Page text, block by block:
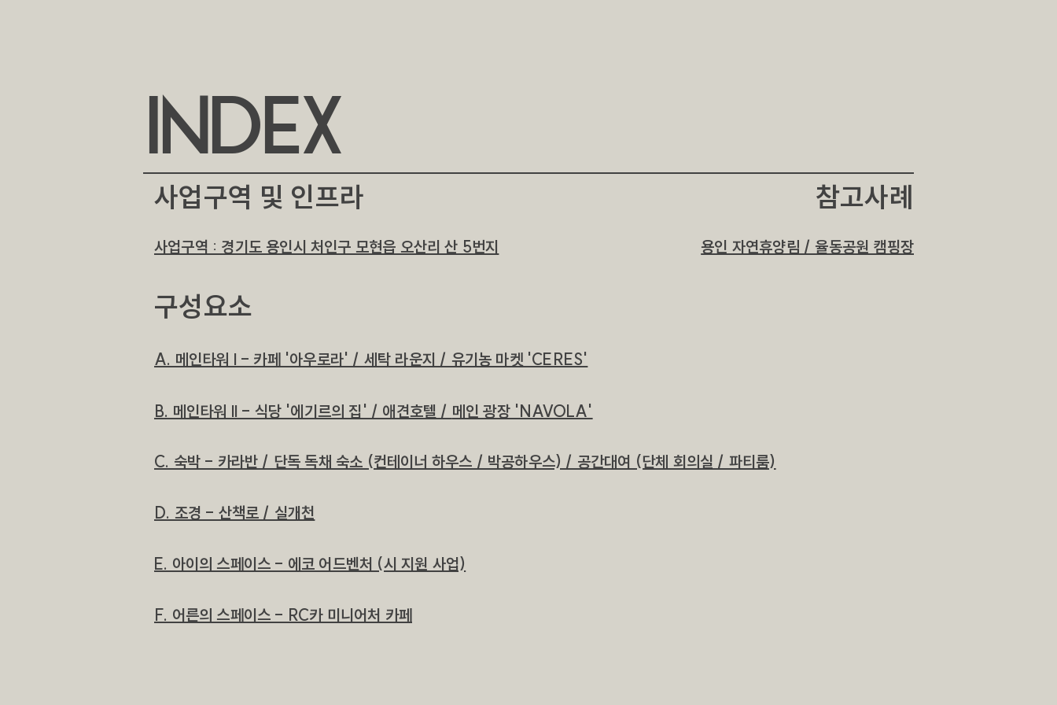
INDEX
​사업구역 및 인프라
사업구역 : 경기도 용인시 처인구 모현읍 오산리 산 5번지
​참고사례
용인 자연휴양림 / 율동공원 캠핑장
​구성요소
A. 메인타워 l - 카페 '아우로라' / 세탁 라운지 / 유기농 마켓 'CERES'
B. 메인타워 ll - 식당 '에기르의 집' / 애견호텔 / 메인 광장 'NAVOLA'
C. ​숙박 - 카라반 / 단독 독채 숙소 (컨테이너 하우스 / 박공하우스) / 공간대여 (단체 회의실 / 파티룸)
D. 조경 - 산책로 / 실개천
E. 아이의 스페이스 - 에코 어드벤처 (시 지원 사업)
F. 어른의 스페이스 - RC카 미니어처 카페